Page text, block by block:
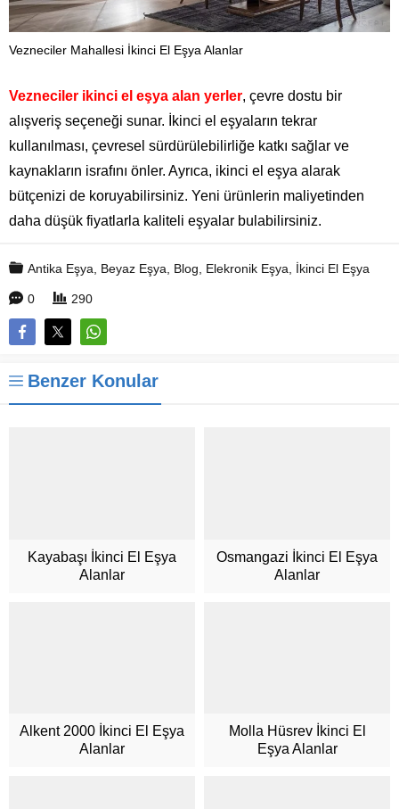
Vezneciler Mahallesi İkinci El Eşya Alanlar
Vezneciler ikinci el eşya alan yerler, çevre dostu bir
alışveriş seçeneği sunar. İkinci el eşyaların tekrar
kullanılması, çevresel sürdürülebilirliğe katkı sağlar ve
kaynakların israfını önler. Ayrıca, ikinci el eşya alarak
bütçenizi de koruyabilirsiniz. Yeni ürünlerin maliyetinden
daha düşük fiyatlarla kaliteli eşyalar bulabilirsiniz.
Antika Eşya, Beyaz Eşya, Blog, Elekronik Eşya, İkinci El Eşya
0 290
Benzer Konular
Kayabaşı İkinci El Eşya
Alanlar
Osmangazi İkinci El Eşya
Alanlar
Alkent 2000 İkinci El Eşya
Alanlar
Molla Hüsrev İkinci El
Eşya Alanlar
Müşteri Hizmetleri